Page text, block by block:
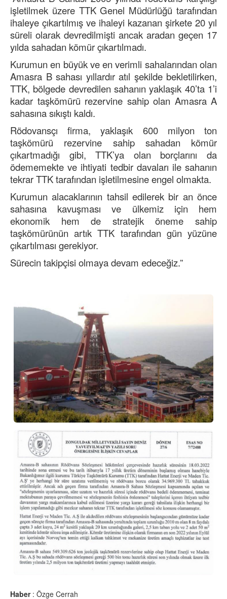
işletilmek üzere TTK Genel Müdürlüğü tarafından
ihaleye çıkartılmış ve ihaleyi kazanan şirkete 20 yıl
süreli olarak devredilmişti ancak aradan geçen 17
yılda sahadan kömür çıkartılmadı.
Kurumun en büyük ve en verimli sahalarından olan
Amasra B sahası yıllardır atıl şekilde bekletilirken,
TTK, bölgede devredilen sahanın yaklaşık 40’ta 1’i
kadar taşkömürü rezervine sahip olan Amasra A
sahasına sıkıştı kaldı.
Rödovansçı firma, yaklaşık 600 milyon ton
taşkömürü rezervine sahip sahadan kömür
çıkartmadığı gibi, TTK’ya olan borçlarını da
ödememekte ve ihtiyati tedbir davaları ile sahanın
tekrar TTK tarafından işletilmesine engel olmakta.
Kurumun alacaklarının tahsil edilerek bir an önce
sahasına kavuşması ve ülkemiz için hem
ekonomik hem de stratejik öneme sahip
taşkömürünün artık TTK tarafından gün yüzüne
çıkartılması gerekiyor.
Sürecin takipçisi olmaya devam edeceğiz.”
Haber: Özge Cerrah